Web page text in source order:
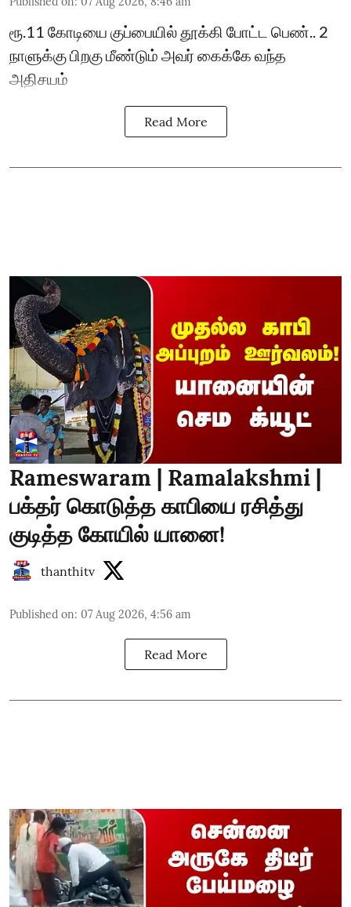
ரூ.11 கோடியை குப்பையில் தூக்கி போட்ட பெண்.. 2
நாளுக்கு பிறகு மீண்டும் அவர் கைக்கே வந்த
அதிசயம்
Read More
Rameswaram | Ramalakshmi |
பக்தர் கொடுத்த காபியை ரசித்து
குடித்த கோயில் யானை!
thanthitv
Published on: 07 Aug 2026, 4:56 am
Read More